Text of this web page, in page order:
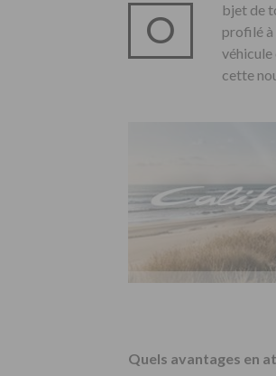
O bjet de
profilé à
véhicule
cette
Quels avantages en